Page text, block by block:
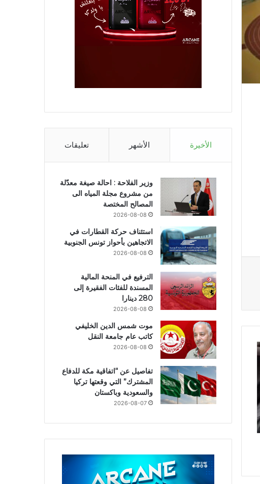
الأخيرة الأشهر تعليقات
وزير الفلاحة : احالة صيغة معدّلة
من مشروع مجلة المياه الى
المصالح المختصة
2026-08-08
استئناف حركة القطارات في
الاتجاهين بأحواز تونس الجنوبية
2026-08-08
الترفيع في المنحة المالية
المسندة للفئات الفقيرة إلى
280 دينارا
2026-08-08
موت شمس الدين الخليفي
كاتب عام جامعة النقل
2026-08-08
تفاصيل عن “اتفاقية مكة للدفاع
المشترك” التي وقعتها تركيا
والسعودية وباكستان
2026-08-07